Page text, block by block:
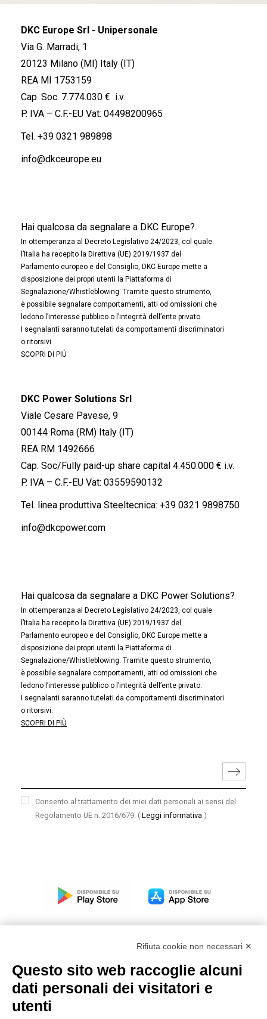
DKC Europe Srl - Unipersonale
Via G. Marradi, 1
20123 Milano (MI) Italy (IT)
REA MI 1753159
Cap. Soc. 7.774.030 € i.v.
P. IVA – C.F.-EU Vat: 04498200965
Tel. +39 0321 989898
info@dkceurope.eu
Hai qualcosa da segnalare a DKC Europe?
In ottemperanza al Decreto Legislativo 24/2023, col quale
l’Italia ha recepito la Direttiva (UE) 2019/1937 del
Parlamento europeo e del Consiglio, DKC Europe mette a
disposizione dei propri utenti la Piattaforma di
Segnalazione/Whistleblowing. Tramite questo strumento,
è possibile segnalare comportamenti, atti od omissioni che
ledono l’interesse pubblico o l’integrità dell’ente privato.
I segnalanti saranno tutelati da comportamenti discriminatori
o ritorsivi.
SCOPRI DI PIÙ
DKC Power Solutions Srl
Viale Cesare Pavese, 9
00144 Roma (RM) Italy (IT)
REA RM 1492666
Cap. Soc/Fully paid-up share capital 4.450.000 € i.v.
P. IVA – C.F.-EU Vat: 03559590132
Tel. linea produttiva Steeltecnica: +39 0321 9898750
info@dkcpower.com
Hai qualcosa da segnalare a DKC Power Solutions?
In ottemperanza al Decreto Legislativo 24/2023, col quale
l’Italia ha recepito la Direttiva (UE) 2019/1937 del
Parlamento europeo e del Consiglio, DKC Europe mette a
disposizione dei propri utenti la Piattaforma di
Segnalazione/Whistleblowing. Tramite questo strumento,
è possibile segnalare comportamenti, atti od omissioni che
ledono l’interesse pubblico o l’integrità dell’ente privato.
I segnalanti saranno tutelati da comportamenti discriminatori
o ritorsivi.
SCOPRI DI PIÙ
Consento al trattamento dei miei dati personali ai sensi del
Regolamento UE n. 2016/679. ( Leggi informativa )
Modello organizzativo, gestione e controllo – D. lgs.
231/2001
Rifiuta cookie non necessari ✕
Questo sito web raccoglie alcuni
dati personali dei visitatori e
utenti